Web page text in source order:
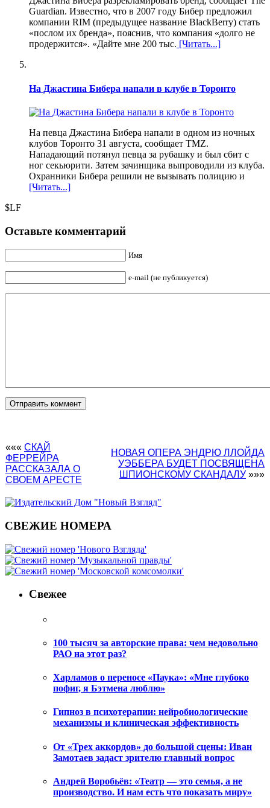
Guardian. Известно, что в 2007 году Бибер предложил
компании RIM (предыдущее название BlackBerry) стать
«послом их бренда», пояснив, что компания «долго не
продержится». «Дайте мне 200 тыс. [Читать...]
На Джастина Бибера напали в клубе в Торонто
На певца Джастина Бибера напали в одном из ночных
клубов Торонто 31 августа, сообщает TMZ.
Нападающий потянул певца за рубашку и был сбит с
ног секьюрити. Затем зачинщика выпроводили из клуба.
Охранники Бибера решили не вызывать полицию и
[Читать...]
$LF
Оставьте комментарий
Имя
e-mail (не публикуется)
««« СКАЙ
ФЕРРЕЙРА
РАССКАЗАЛА О
СВОЕМ АРЕСТЕ
НОВАЯ ОПЕРА ЭНДРЮ ЛЛОЙДА
УЭББЕРА БУДЕТ ПОСВЯЩЕНА
ШПИОНСКОМУ СКАНДАЛУ »»»
СВЕЖИЕ НОМЕРА
Свежее
100 тысяч за авторские права: чем недовольно
РАО на этот раз?
Харламов о переносе «Паука»: «Мне глубоко
пофиг, я Бэтмена люблю»
Гипноз в психотерапии: нейробиологические
механизмы и клиническая эффективность
От «Трех аккордов» до большой сцены: Иван
Замотаев задаст зрителю главный вопрос
Андрей Воробьёв: «Театр — это семья, а не
производство. И нам есть что показать миру»